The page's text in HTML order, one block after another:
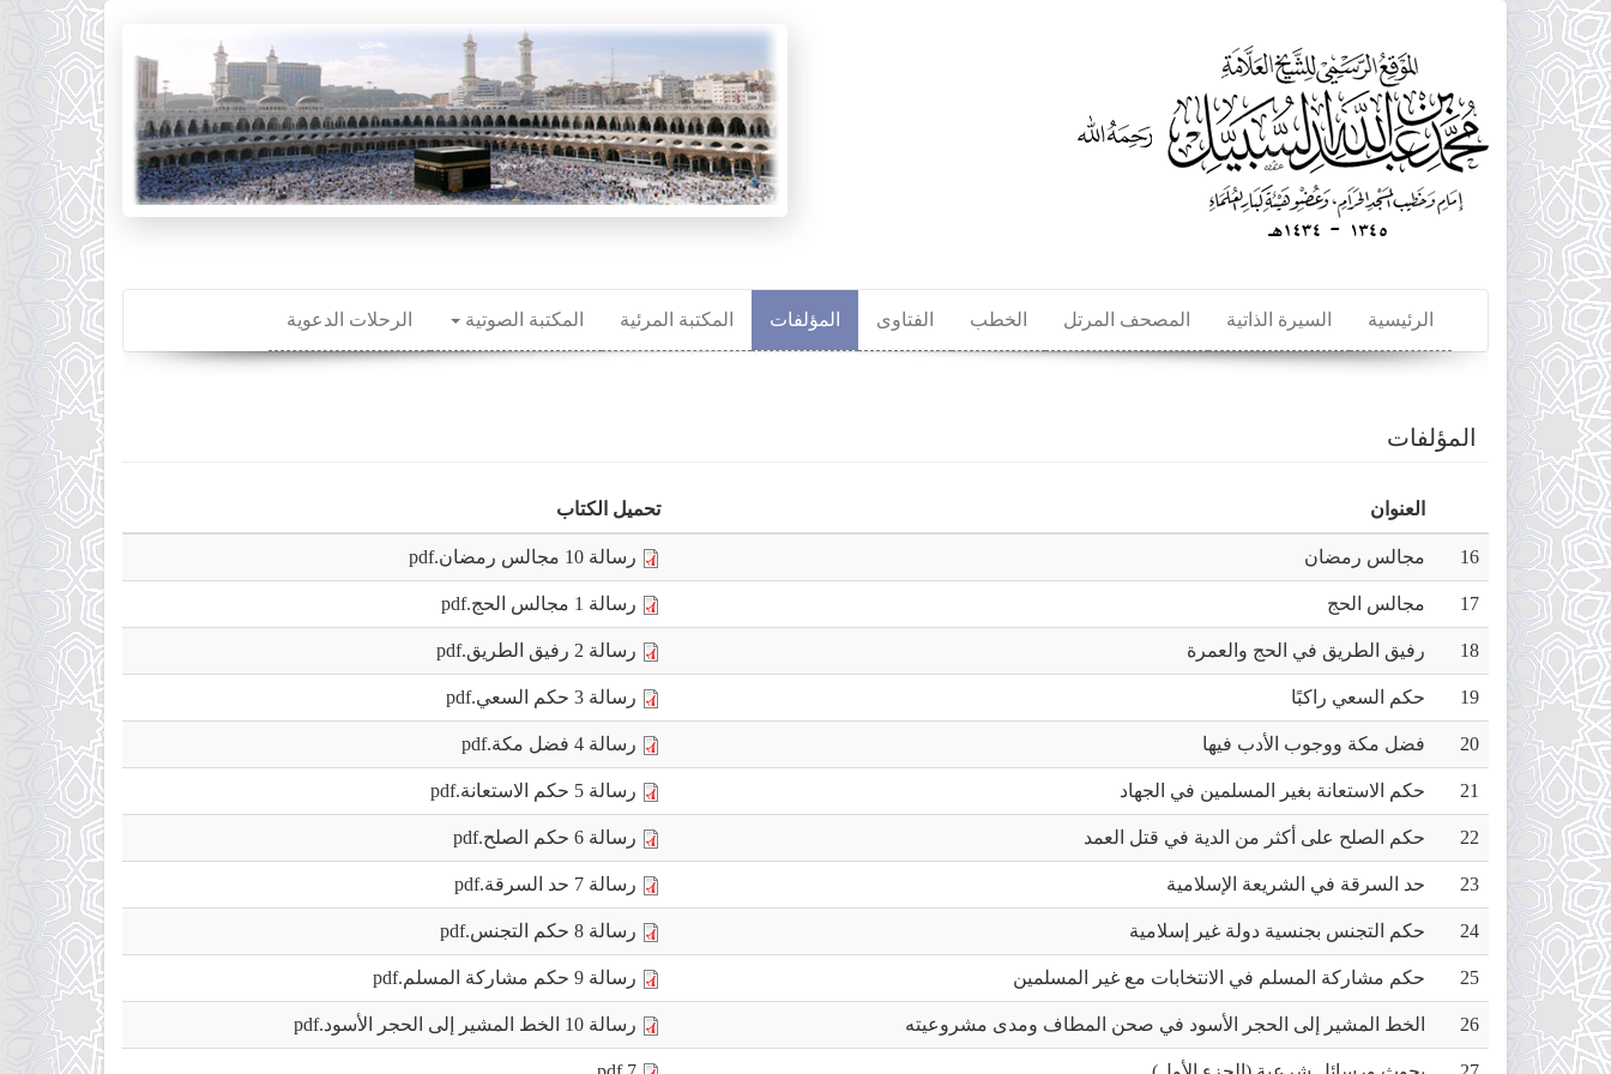
تجاوز
إلى
المحتوى
الرئيسي
الرئيسية السيرة الذاتية المصحف المرتل الخطب الفتاوى المؤلفات المكتبة المرئية المكتبة الصوتية الرحلات الدعوية
المؤلفات
العنوان تحميل الكتاب
16 مجالس رمضان رسالة 10 مجالس رمضان.pdf
17 مجالس الحج رسالة 1 مجالس الحج.pdf
18 رفيق الطريق في الحج والعمرة رسالة 2 رفيق الطريق.pdf
19 حكم السعي راكبًا رسالة 3 حكم السعي.pdf
20 فضل مكة ووجوب الأدب فيها رسالة 4 فضل مكة.pdf
21 حكم الاستعانة بغير المسلمين في الجهاد رسالة 5 حكم الاستعانة.pdf
22 حكم الصلح على أكثر من الدية في قتل العمد رسالة 6 حكم الصلح.pdf
23 حد السرقة في الشريعة الإسلامية رسالة 7 حد السرقة.pdf
24 حكم التجنس بجنسية دولة غير إسلامية رسالة 8 حكم التجنس.pdf
25 حكم مشاركة المسلم في الانتخابات مع غير المسلمين رسالة 9 حكم مشاركة المسلم.pdf
26 الخط المشير إلى الحجر الأسود في صحن المطاف ومدى مشروعيته رسالة 10 الخط المشير إلى الحجر الأسود.pdf